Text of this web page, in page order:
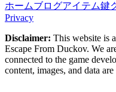
ホームブログアイテム鍵
Privacy
Disclaimer: This website is
Escape From Duckov. We
connected to the game
content, images, and data